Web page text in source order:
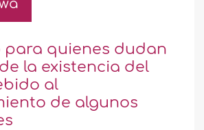
para quienes dudan
la existencia del
al
de algunos